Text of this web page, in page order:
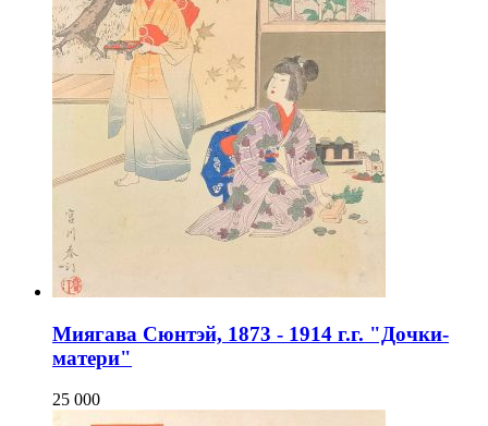
Миягава Сюнтэй, 1873 - 1914 г.г. "Дочки-
матери"
25 000